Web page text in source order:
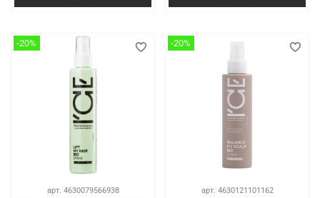
-20%
арт. 4630079566938
-20%
арт. 4630121101162